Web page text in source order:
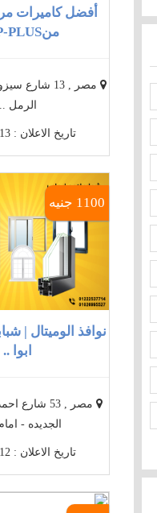
أفضل كاميرات
منCP-PLUS ..
مصر , 13
الرمل ..
تاريخ الاعلان : 2019/10/13
1100 جنيه
نوافذ الوميتال |
ابوا ..
مصر , 53
الجديده -
تاريخ الاعلان : 2019/10/12